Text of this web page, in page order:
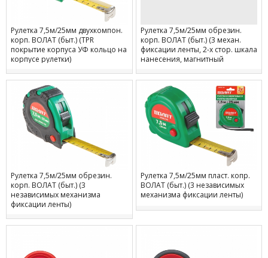
Рулетка 7,5м/25мм двухкомпон.
корп. ВОЛАТ (быт.) (TPR
покрытие корпуса УФ кольцо на
корпусе рулетки)
Рулетка 7,5м/25мм обрезин.
корп. ВОЛАТ (быт.) (3 механ.
фиксации ленты, 2-х стор. шкала
нанесения, магнитный
пластик)
Рулетка 7,5м/25мм обрезин.
корп. ВОЛАТ (быт.) (3
независимых механизма
фиксации ленты)
Рулетка 7,5м/25мм пласт. копр.
ВОЛАТ (быт.) (3 независимых
механизма фиксации ленты)